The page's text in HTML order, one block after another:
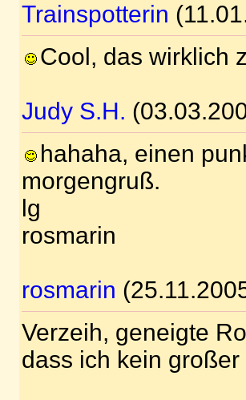
Trainspotterin
Cool, das wirklich
Judy S.H.
hahaha, einen
morgengruß.
lg
rosmarin
rosmarin
Verzeih, geneigte
dass ich kein